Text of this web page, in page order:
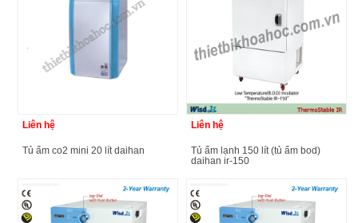
Liên hệ
tủ ấm co2 mini 20 lít daihan
Liên hệ
tủ ấm lạnh 150 lít (tủ ấm bod)
daihan ir-150